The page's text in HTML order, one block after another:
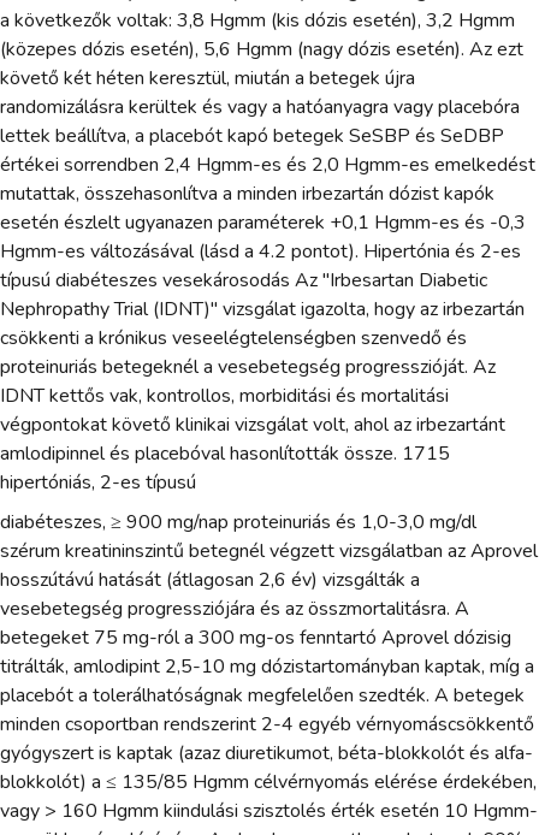
a következők voltak: 3,8 Hgmm (kis dózis esetén), 3,2 Hgmm
(közepes dózis esetén), 5,6 Hgmm (nagy dózis esetén). Az ezt
követő két héten keresztül, miután a betegek újra
randomizálásra kerültek és vagy a hatóanyagra vagy placebóra
lettek beállítva, a placebót kapó betegek SeSBP és SeDBP
értékei sorrendben 2,4 Hgmm-es és 2,0 Hgmm-es emelkedést
mutattak, összehasonlítva a minden irbezartán dózist kapók
esetén észlelt ugyanazen paraméterek +0,1 Hgmm-es és -0,3
Hgmm-es változásával (lásd a 4.2 pontot). Hipertónia és 2-es
típusú diabéteszes vesekárosodás Az "Irbesartan Diabetic
Nephropathy Trial (IDNT)" vizsgálat igazolta, hogy az irbezartán
csökkenti a krónikus veseelégtelenségben szenvedő és
proteinuriás betegeknél a vesebetegség progresszióját. Az
IDNT kettős vak, kontrollos, morbiditási és mortalitási
végpontokat követő klinikai vizsgálat volt, ahol az irbezartánt
amlodipinnel és placebóval hasonlították össze. 1715
hipertóniás, 2-es típusú
diabéteszes, ≥ 900 mg/nap proteinuriás és 1,0-3,0 mg/dl
szérum kreatininszintű betegnél végzett vizsgálatban az Aprovel
hosszútávú hatását (átlagosan 2,6 év) vizsgálták a
vesebetegség progressziójára és az összmortalitásra. A
betegeket 75 mg-ról a 300 mg-os fenntartó Aprovel dózisig
titrálták, amlodipint 2,5-10 mg dózistartományban kaptak, míg a
placebót a tolerálhatóságnak megfelelően szedték. A betegek
minden csoportban rendszerint 2-4 egyéb vérnyomáscsökkentő
gyógyszert is kaptak (azaz diuretikumot, béta-blokkolót és alfa-
blokkolót) a ≤ 135/85 Hgmm célvérnyomás elérése érdekében,
vagy > 160 Hgmm kiindulási szisztolés érték esetén 10 Hgmm-